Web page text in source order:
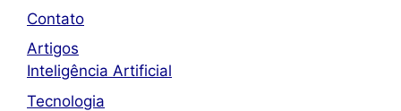
Contato
Artigos
Inteligência Artificial
Tecnologia